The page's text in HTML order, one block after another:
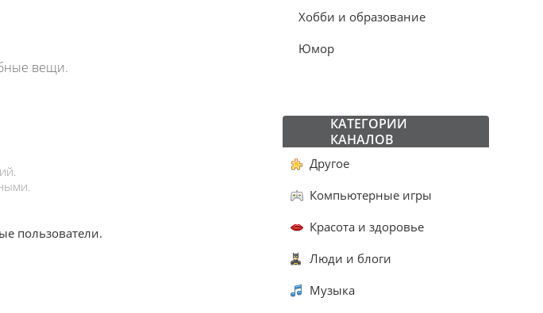
вещи.
пользователи.
Хобби и образование
Юмор
КАТЕГОРИИ
КАНАЛОВ
Другое
Компьютерные игры
Красота и здоровье
Люди и блоги
Музыка